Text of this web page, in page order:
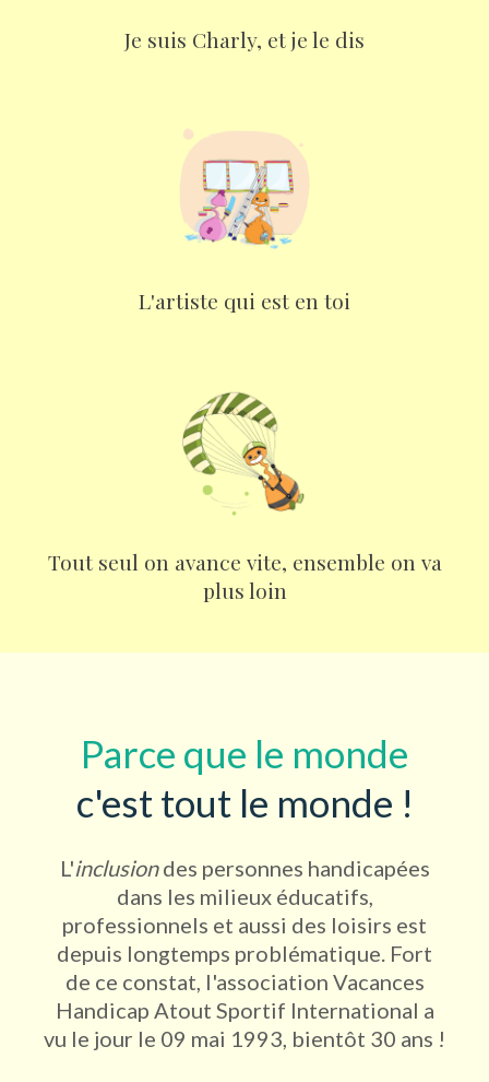
Je suis Charly, et je le dis
L'artiste qui est en toi
Tout seul on avance vite, ensemble on va
plus loin
Parce que le monde
c'est tout le monde !
L'inclusiondes personnes handicapées
dans les milieux éducatifs,
professionnels et aussi des loisirs est
depuis longtemps problématique. Fort
de ce constat, l'association Vacances
Handicap Atout Sportif International a
vu le jour le 09 mai 1993, bientôt 30 ans !